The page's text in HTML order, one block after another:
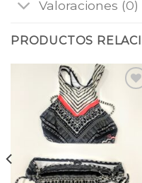
Valoraciones (0)
PRODUCTOS